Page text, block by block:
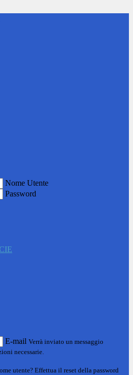
Nome Utente
Password
E-mail Verrà inviato un messaggio
necessarie.
utente? Effettua il reset della password